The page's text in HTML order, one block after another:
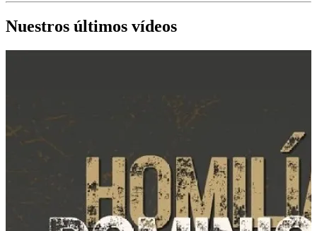
Nuestros últimos vídeos